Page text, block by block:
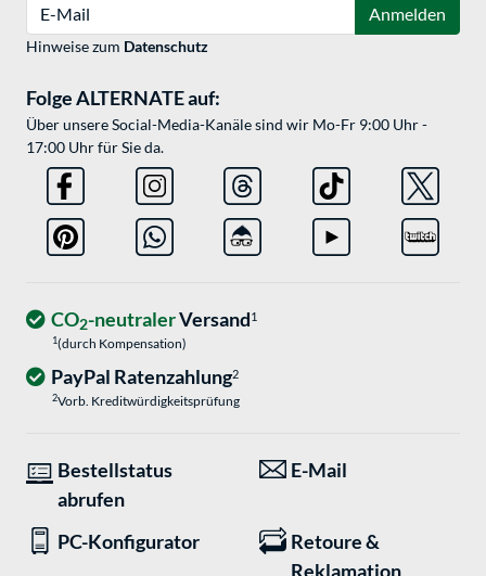
Anmelden
Hinweise zum Datenschutz
Folge ALTERNATE auf:
Über unsere Social-Media-Kanäle sind wir Mo-Fr 9:00 Uhr -
17:00 Uhr für Sie da.
CO2-neutralerVersand1
1(durch Kompensation)
PayPal Ratenzahlung2
2Vorb. Kreditwürdigkeitsprüfung
Bestellstatus
abrufen
E-Mail
PC-Konfigurator
Retoure &
Reklamation